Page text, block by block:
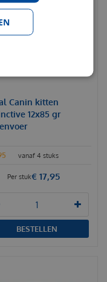
Canin kitten
12x85 gr
vanaf 4 stuks
€ 17,95
Per stuk
BESTELLEN